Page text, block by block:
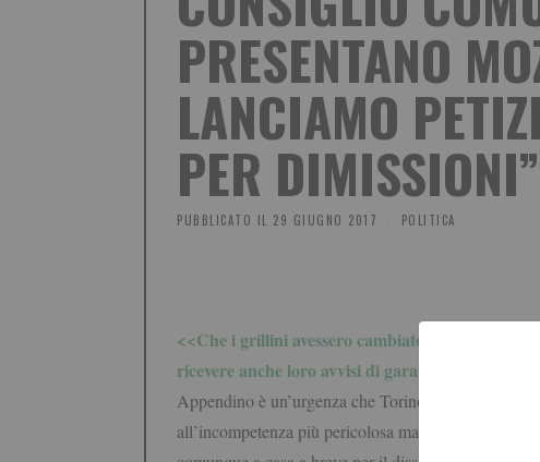
PRESENTANO
LANCIAMO
PER DIMISSIONI”
PUBBLICATO IL 29 GIUGNO 2017 POLITICA
<<Che i grillini avessero cambiato idea sulla
ricevere anche loro avvisi di garanzia, ormai si
Appendino è un’urgenza che Torino non può più
all’incompetenza più pericolosa mai vista alla